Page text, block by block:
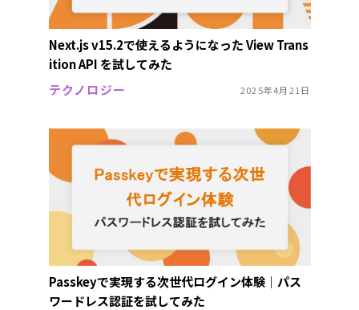
Next.js v15.2で使えるようになった View Trans
ition API を試してみた
テクノロジー
2025年4月21日
Passkeyで実現する次世代ログイン体験｜パス
ワードレス認証を試してみた